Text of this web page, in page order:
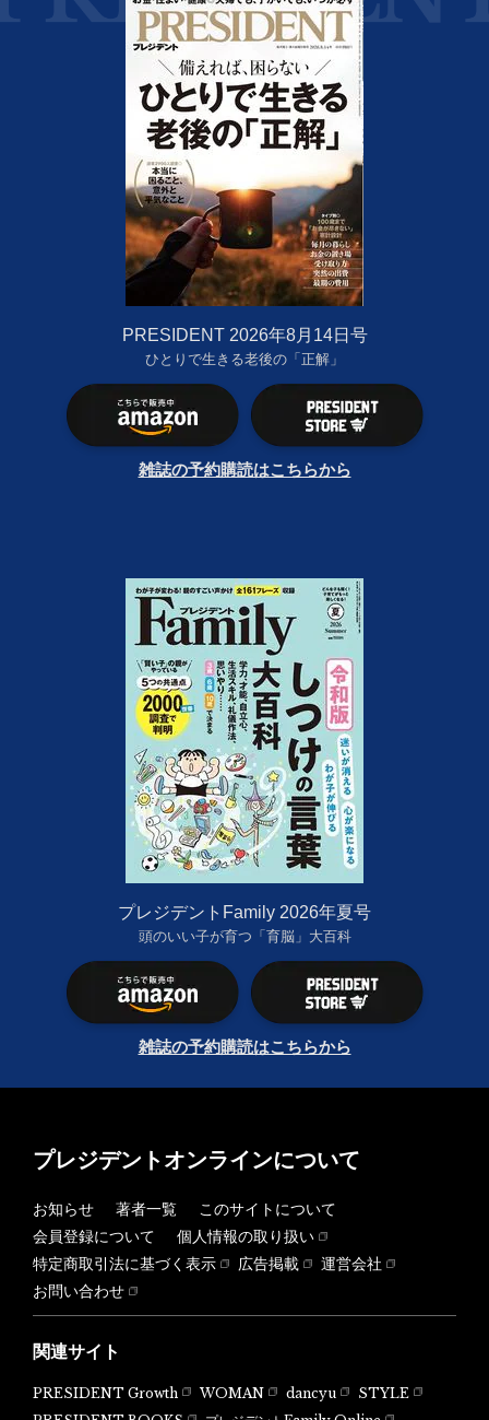
PRESIDENT 2026年8月14日号
ひとりで生きる老後の「正解」
雑誌の予約購読はこちらから
プレジデントFamily 2026年夏号
頭のいい子が育つ「育脳」大百科
雑誌の予約購読はこちらから
プレジデントオンラインについて
お知らせ 著者一覧
このサイトについて
会員登録について
個人情報の取り扱い
特定商取引法に基づく表示
広告掲載
運営会社
お問い合わせ
関連サイト
PRESIDENT Growth WOMAN dancyu
STYLE